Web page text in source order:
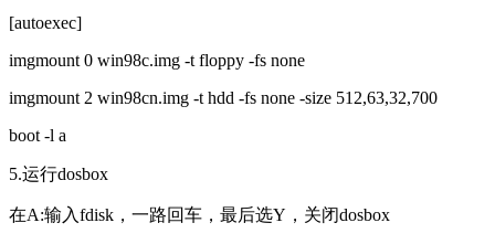
[autoexec]
imgmount 0 win98c.img -t floppy -fs none
imgmount 2 win98cn.img -t hdd -fs none -size 512,63,32,700
boot -l a
5.运行dosbox
在A:输入fdisk ，一路回车，最后选Y ，关闭dosbox